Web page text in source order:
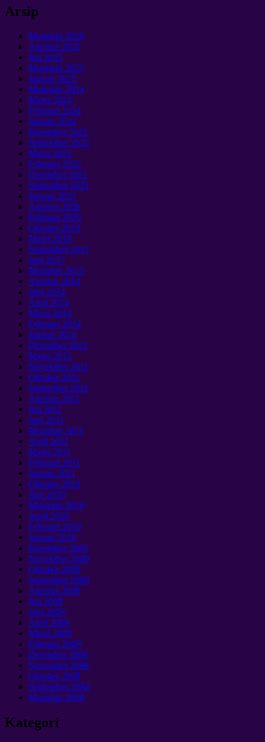
Arsip
Mungkin 2026
Agustus 2025
Juli 2025
Mungkin 2025
Januari 2025
Mungkin 2024
Maret 2024
Februari 2024
Januari 2024
Desember 2022
September 2022
Maret 2022
Februari 2022
Desember 2021
September 2021
Januari 2021
Agustus 2020
Februari 2020
Oktober 2019
Maret 2018
September 2017
Juni 2017
Mungkin 2015
Agustus 2014
Juni 2014
April 2014
Maret 2014
Februari 2014
Januari 2014
Desember 2012
Maret 2012
November 2011
Oktober 2011
September 2011
Agustus 2011
Juli 2011
Juni 2011
Mungkin 2011
April 2011
Maret 2011
Februari 2011
Januari 2011
Oktober 2010
Juni 2010
Mungkin 2010
April 2010
Februari 2010
Januari 2010
Desember 2009
November 2009
Oktober 2009
September 2009
Agustus 2009
Juli 2009
Juni 2009
April 2009
Maret 2009
Februari 2009
Desember 2008
November 2008
Oktober 2008
September 2008
Mungkin 2008
Kategori